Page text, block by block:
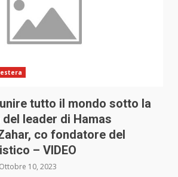
tutto il mondo sotto la
leader di Hamas
co fondatore del
– VIDEO
Ottobre 10, 2023